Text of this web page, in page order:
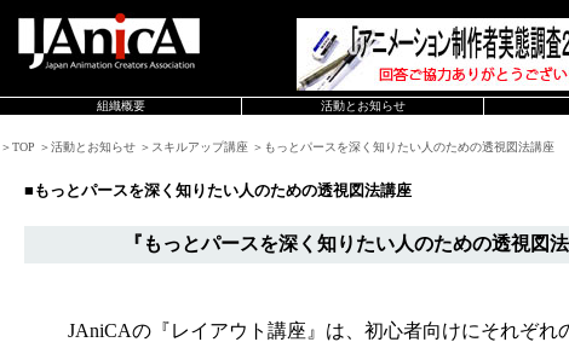
組織概要 活動とお知らせ
＞TOP ＞活動とお知らせ ＞スキルアップ講座 ＞もっとパースを深く知りたい人のための透視図法講座
■もっとパースを深く知りたい人のための透視図法講座
『もっとパースを深く知りたい人のための透視図
JAniCAの『レイアウト講座』は、初心者向けにそれぞれ